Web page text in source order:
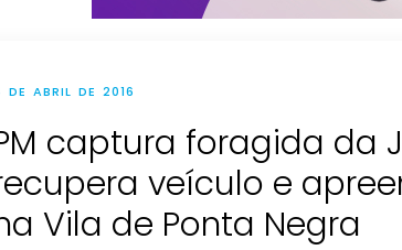
DE ABRIL DE 2016
captura foragida da
veículo e
Vila de Ponta Negra